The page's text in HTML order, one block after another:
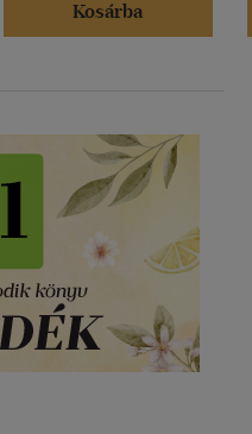
Kosárba